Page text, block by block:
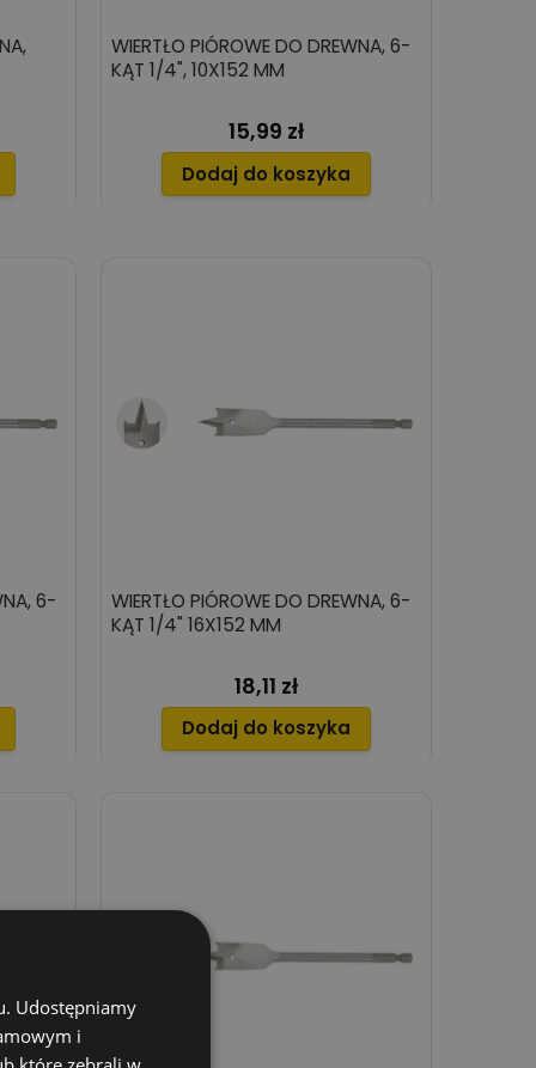
WIERTŁO PIÓROWE DO DREWNA, 6-
KĄT 1/4", 10X152 MM
Cena
15,99 zł
Dodaj do koszyka
6-
WIERTŁO PIÓROWE DO DREWNA, 6-
KĄT 1/4" 16X152 MM
Cena
18,11 zł
Dodaj do koszyka
Udostępniamy
i